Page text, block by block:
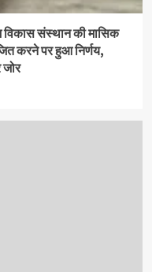
विकास संस्थान की मासिक
करने पर हुआ निर्णय,